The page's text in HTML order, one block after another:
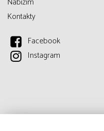
Kontakty
Facebook
Instagram